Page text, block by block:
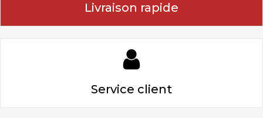
Livraison rapide
Service client